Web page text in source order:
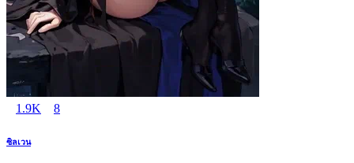
1.9K 8
ซิลเวน